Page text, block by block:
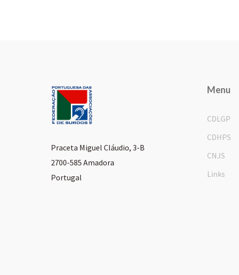
Praceta Miguel Cláudio, 3-B
2700-585 Amadora
Portugal
Menu
CDLGP
CDHPS
CNJS
Links